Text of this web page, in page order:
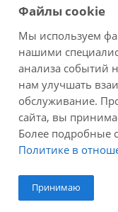
+7 (8482)
г. Тольятти,
Файлы cookie
Мы используем
нашими
анализа событий
нам улучшать
обслуживание.
сайта, вы
Более подробные
Политике в
Принимаю